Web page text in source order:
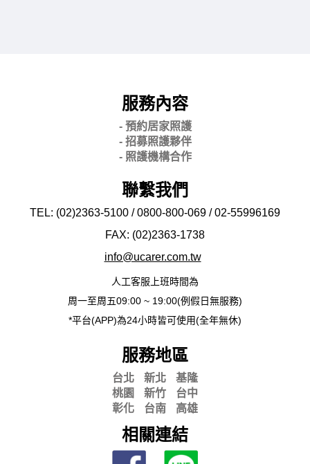
服務內容
- 預約居家照護
- 招募照護夥伴
- 照護機構合作
聯繫我們
TEL: (02)2363-5100 / 0800-800-069 / 02-55996169
FAX: (02)2363-1738
info@ucarer.com.tw
人工客服上班時間為
周一至周五09:00 ~ 19:00(例假日無服務)
*平台(APP)為24小時皆可使用(全年無休)
服務地區
台北 新北
基隆
桃園
新竹
台中
彰化
台南 高雄
相關連結